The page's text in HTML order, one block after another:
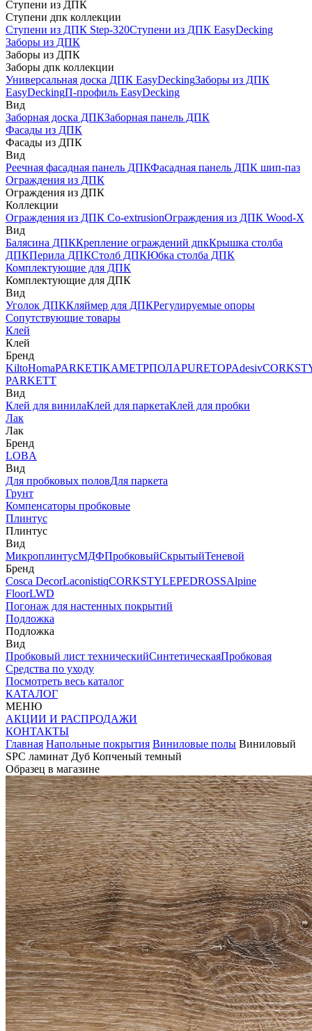
Ступени из ДПК
Ступени дпк коллекции
Ступени из ДПК Step-320Ступени из ДПК EasyDecking
Заборы из ДПК
Заборы из ДПК
Заборы дпк коллекции
Универсальная доска ДПК EasyDeckingЗаборы из ДПК
EasyDeckingП-профиль EasyDecking
Вид
Заборная доска ДПКЗаборная панель ДПК
Фасады из ДПК
Фасады из ДПК
Вид
Реечная фасадная панель ДПКФасадная панель ДПК шип-паз
Ограждения из ДПК
Ограждения из ДПК
Коллекции
Ограждения из ДПК Co-extrusionОграждения из ДПК Wood-X
Вид
Балясина ДПККрепление ограждений дпкКрышка столба
ДПКПерила ДПКСтолб ДПКЮбка столба ДПК
Комплектующие для ДПК
Комплектующие для ДПК
Вид
Уголок ДПККляймер для ДПКРегулируемые опоры
Сопутствующие товары
Клей
Клей
Бренд
KiltoHomaPARKETIKAМЕТРПОЛАPURETOPAdesiv
PARKETT
Вид
Клей для винилаКлей для паркетаКлей для пробки
Лак
Лак
Бренд
LOBA
Вид
Для пробковых половДля паркета
Грунт
Компенсаторы пробковые
Плинтус
Плинтус
Вид
МикроплинтусМДФПробковыйСкрытыйТеневой
Бренд
Cosca DecorLaconistiqCORKSTYLEPEDROSSAlpine
FloorLWD
Погонаж для настенных покрытий
Подложка
Подложка
Вид
Пробковый лист техническийСинтетическаяПробковая
Средства по уходу
Посмотреть весь каталог
КАТАЛОГ
МЕНЮ
АКЦИИ И РАСПРОДАЖИ
КОНТАКТЫ
Главная Напольные покрытия Виниловые полы Виниловый
SPC ламинат Дуб Копченый темный
Образец в магазине